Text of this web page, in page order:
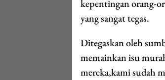
kepentingan orang-
yang sangat tegas.
Ditegaskan oleh
memainkan isu
mereka,kami sudah